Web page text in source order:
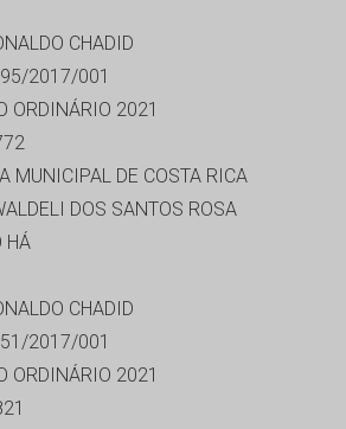
CHADID
2017/001
ORDINÁRIO 2021
MUNICIPAL DE COSTA RICA
DOS SANTOS ROSA
HÁ
CHADID
2017/001
ORDINÁRIO 2021